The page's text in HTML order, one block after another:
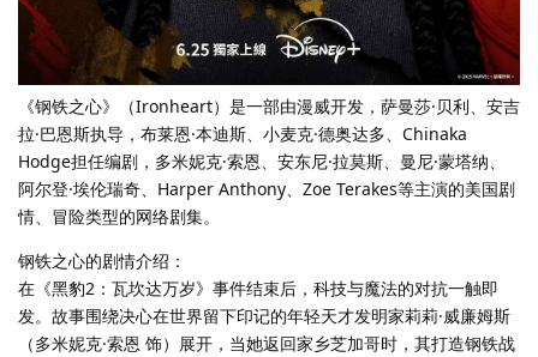
《钢铁之心》（Ironheart）是一部由漫威开发，萨曼莎·贝利、安吉
拉·巴恩斯执导，布莱恩·本迪斯、小麦克·德奥达多、Chinaka
Hodge担任编剧，多米妮克·索恩、安东尼·拉莫斯、曼尼·蒙塔纳、
阿尔登·埃伦瑞奇、Harper Anthony、Zoe Terakes等主演的美国剧
情、冒险类型的网络剧集。
钢铁之心的剧情介绍：
在《黑豹2：瓦坎达万岁》事件结束后，科技与魔法的对抗一触即
发。故事围绕决心在世界留下印记的年轻天才发明家莉莉·威廉姆斯
（多米妮克·索恩 饰）展开，当她返回家乡芝加哥时，其打造钢铁战